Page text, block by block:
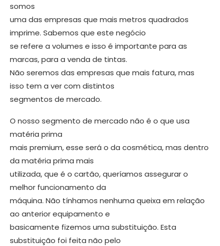
somos
uma das empre­sas que mais metros quadrados
impri­me. Sabemos que este negócio
se refere a volumes e isso é importante para as
marcas, para a venda de tintas.
Não sere­mos das empresas que mais fatura, mas
isso tem a ver com distintos
segmentos de mercado.
O nosso segmento de mercado não é o que usa
matéria prima
mais premium, esse será o da cosmética, mas dentro
da matéria prima mais
utilizada, que é o cartão, queríamos assegurar o
melhor funcionamento da
máquina. Não tínha­mos nenhuma queixa em relação
ao an­terior equipamento e
basicamente fize­mos uma substituição. Esta
substituição foi feita não pelo